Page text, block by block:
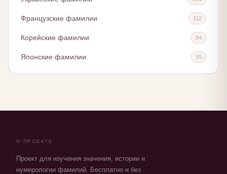
Французские фамилии 112
Корейские фамилии 84
Японские фамилии 55
О ПРОЕКТЕ
Проект для изучения значения, истории и
нумерологии фамилий. Бесплатно и без